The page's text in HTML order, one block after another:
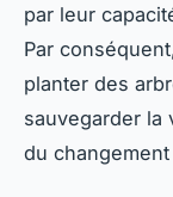
par leur
Par
planter des
sauvegarder la
du